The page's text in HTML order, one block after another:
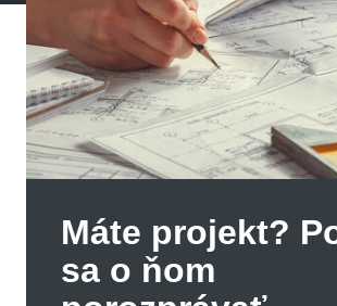
Máte projekt?
sa o ňom